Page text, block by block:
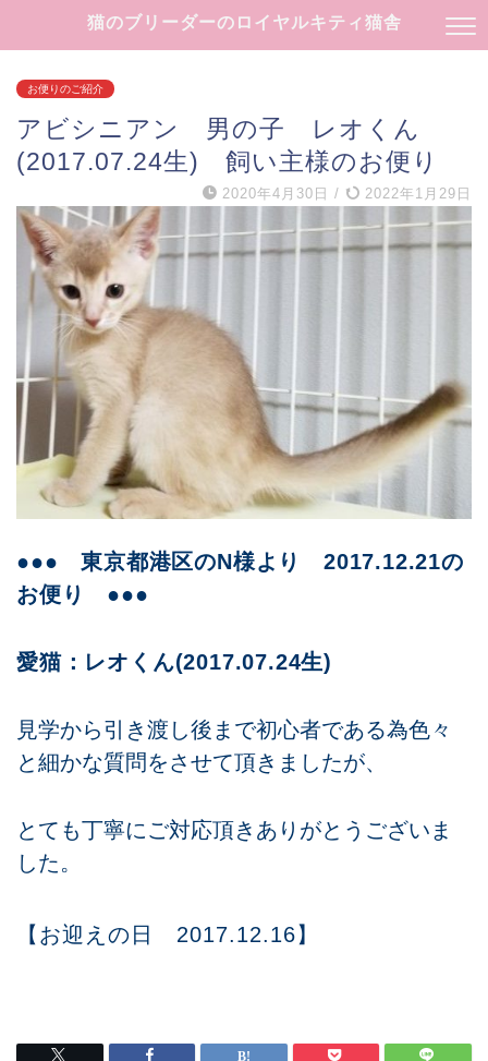
猫のブリーダーのロイヤルキティ猫舎
お便りのご紹介
アビシニアン 男の子 レオくん
(2017.07.24生) 飼い主様のお便り
2020年4月30日 / 2022年1月29日
●●● 東京都港区のN様より 2017.12.21の
お便り ●●●
愛猫：レオくん(2017.07.24生)
見学から引き渡し後まで初心者である為色々
と細かな質問をさせて頂きましたが、
とても丁寧にご対応頂きありがとうございま
した。
【お迎えの日 2017.12.16】